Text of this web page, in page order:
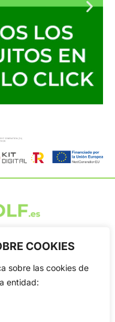
COOKIES
sobre las cookies de
entidad:
directo, vídeos, noticias,
DP World Tour, LPGA